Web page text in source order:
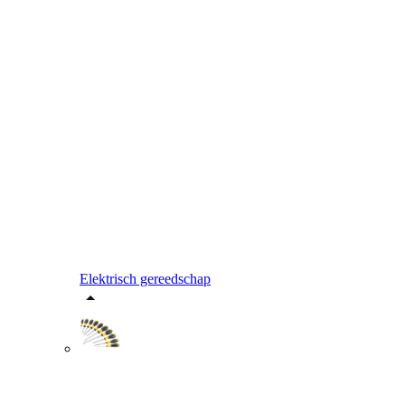
Elektrisch gereedschap